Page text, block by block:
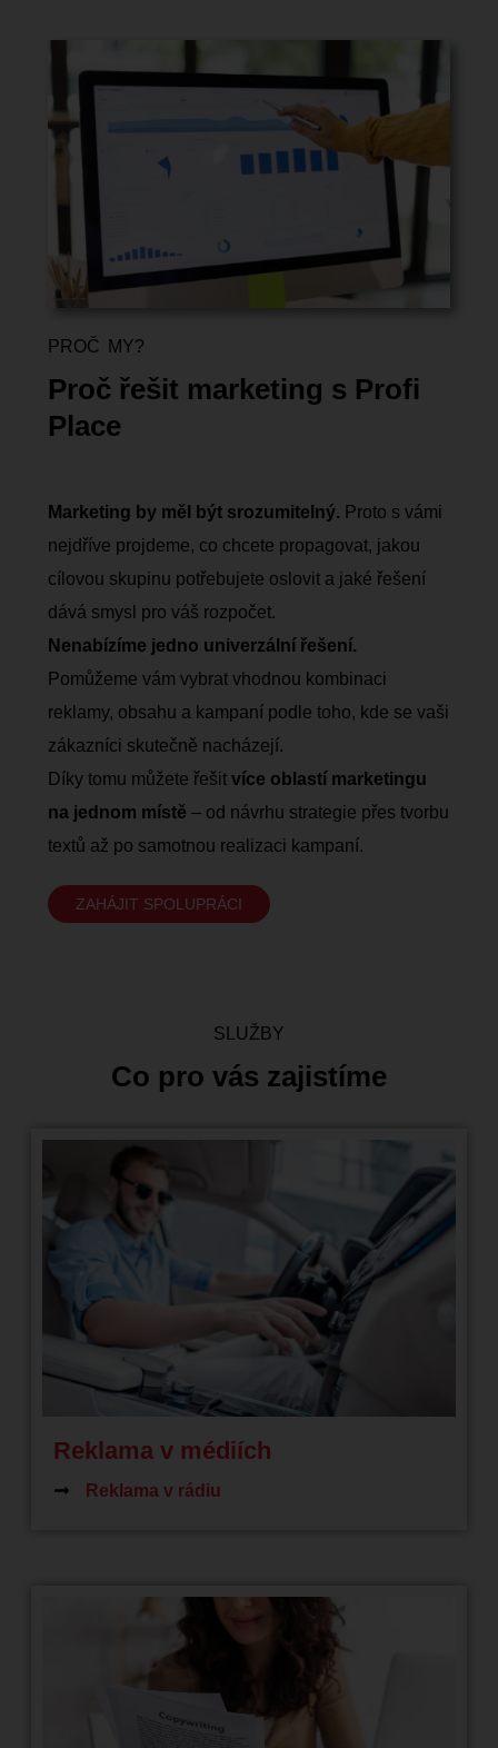
PROČ MY?
Proč řešit marketing s Profi
Place
Marketing by měl být srozumitelný. Proto s vámi
nejdříve projdeme, co chcete propagovat, jakou
cílovou skupinu potřebujete oslovit a jaké řešení
dává smysl pro váš rozpočet.
Nenabízíme jedno univerzální řešení.
Pomůžeme vám vybrat vhodnou kombinaci
reklamy, obsahu a kampaní podle toho, kde se vaši
zákazníci skutečně nacházejí.
Díky tomu můžete řešit více oblastí marketingu
na jednom místě – od návrhu strategie přes tvorbu
textů až po samotnou realizaci kampaní.
ZAHÁJIT SPOLUPRÁCI
SLUŽBY
Co pro vás zajistíme
Reklama v médiích
Reklama v rádiu